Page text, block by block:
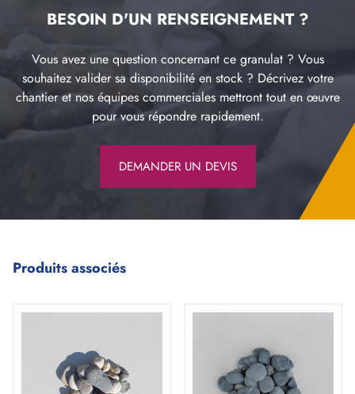
BESOIN D'UN RENSEIGNEMENT ?
Vous avez une question concernant ce granulat ? Vous
souhaitez valider sa disponibilité en stock ? Décrivez votre
chantier et nos équipes commerciales mettront tout en œuvre
pour vous répondre rapidement.
DEMANDER UN DEVIS
Produits associés